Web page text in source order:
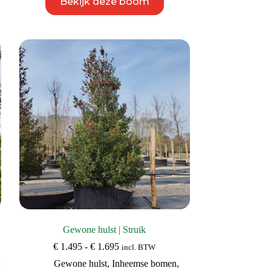
product
heeft
Deze
optie
kan
gekozen
worden
op
de
productpagina
Gewone hulst | Struik
€ 1.495 - € 1.695Prijsklasse:
tot
incl. BTW
Gewone hulst,Inheemse bomen,